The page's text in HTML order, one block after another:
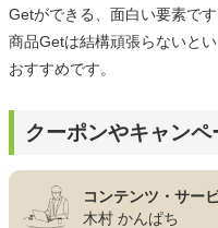
Getができる、面白い要素で
商品Getは結構頑張らないと
おすすめです。
クーポンやキャンペ
コンテンツ・サー
木村 かんぱち